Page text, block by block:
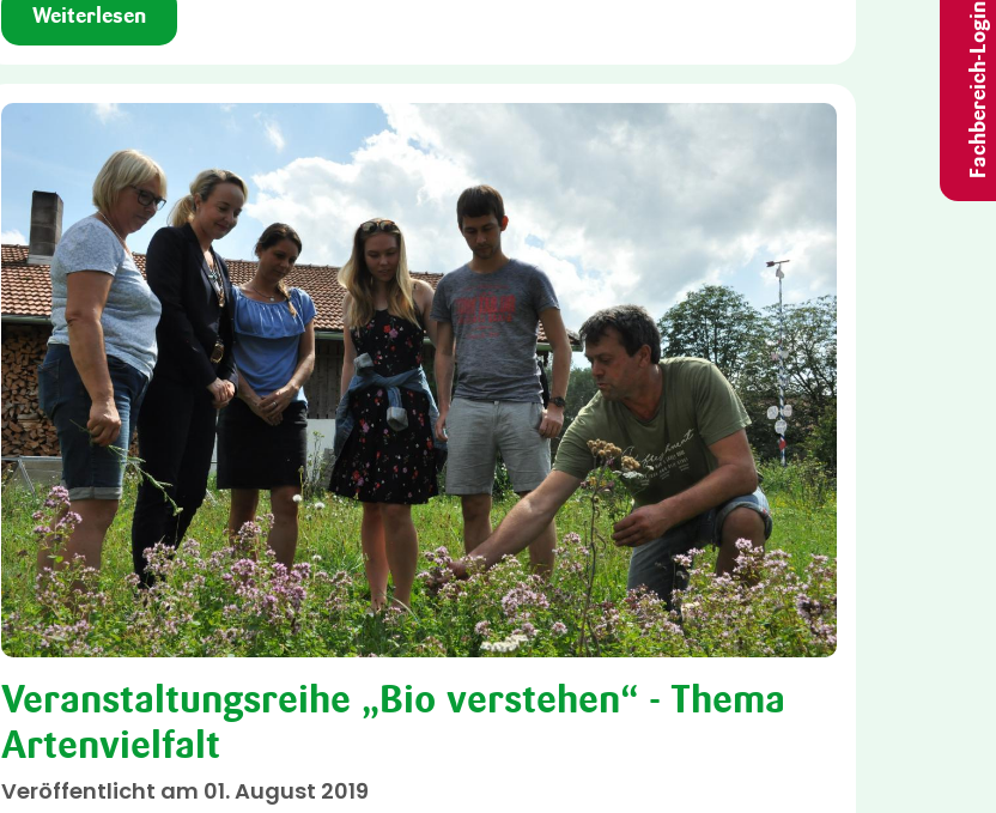
Weiterlesen
Veranstaltungsreihe „Bio verstehen“ - Thema
Artenvielfalt
Veröffentlicht am 01. August 2019
Fachbereich-Login